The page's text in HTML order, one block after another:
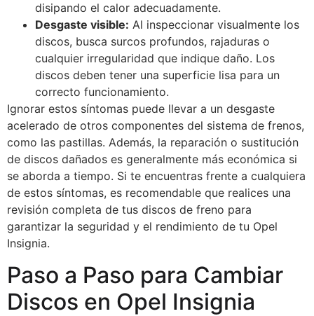
disipando el calor adecuadamente.
Desgaste visible: Al inspeccionar visualmente los
discos, busca surcos profundos, rajaduras o
cualquier irregularidad que indique daño. Los
discos deben tener una superficie lisa para un
correcto funcionamiento.
Ignorar estos síntomas puede llevar a un desgaste
acelerado de otros componentes del sistema de frenos,
como las pastillas. Además, la reparación o sustitución
de discos dañados es generalmente más económica si
se aborda a tiempo. Si te encuentras frente a cualquiera
de estos síntomas, es recomendable que realices una
revisión completa de tus discos de freno para
garantizar la seguridad y el rendimiento de tu Opel
Insignia.
Paso a Paso para Cambiar
Discos en Opel Insignia